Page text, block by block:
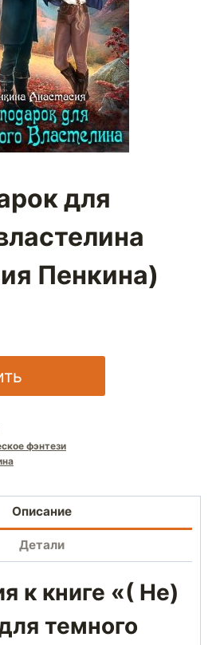
для
Пенкина)
фэнтези
Описание
Детали
к книге «( Не)
темного